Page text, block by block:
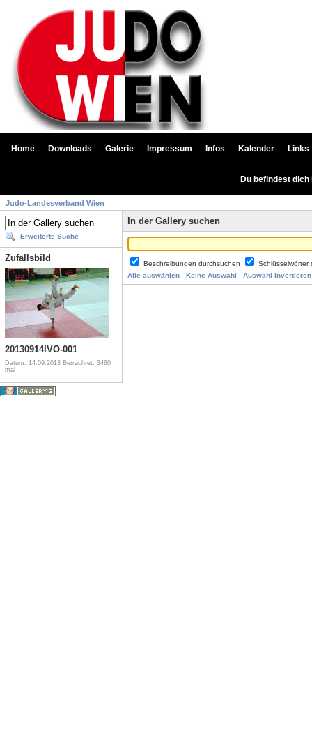
Home Downloads Galerie Impressum Infos Kalender Links
Du befindest
Judo-Landesverband Wien
Erweiterte Suche
Zufallsbild
20130914IVO-001
Datum: 14.09.2013 Betrachtet: 3480
mal
In der Gallery suchen
Beschreibungen durchsuchen
Alle auswählen
Keine Auswahl Auswahl invertieren